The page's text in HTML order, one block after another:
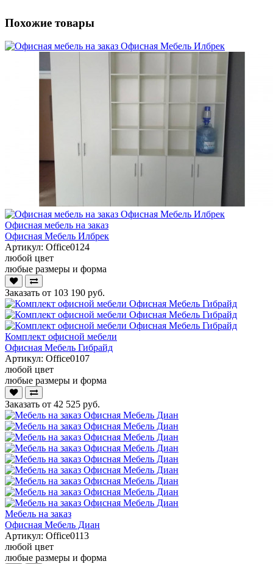
Похожие товары
Офисная мебель на заказ
Офисная Мебель Илбрек
Артикул: Office0124
любой цвет
любые размеры и форма
Заказать от 103 190 руб.
Комплект офисной мебели
Офисная Мебель Гибрайд
Артикул: Office0107
любой цвет
любые размеры и форма
Заказать от 42 525 руб.
Мебель на заказ
Офисная Мебель Диан
Артикул: Office0113
любой цвет
любые размеры и форма